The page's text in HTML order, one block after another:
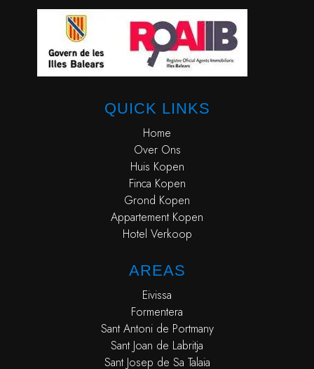
QUICK LINKS
Home
Over Ons
Huis Kopen
Finca Kopen
Grond Kopen
Appartement Kopen
Hotel Verkoop
AREAS
Eivissa
Formentera
Sant Antoni de Portmany
Sant Joan de Labritja
Sant Josep de Sa Talaia